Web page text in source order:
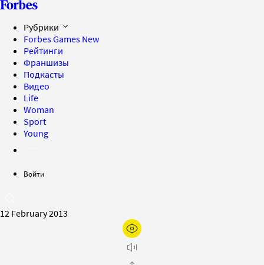
Рубрики
Forbes Games New
Рейтинги
Франшизы
Подкасты
Видео
Life
Woman
Sport
Young
Войти
12 February 2013